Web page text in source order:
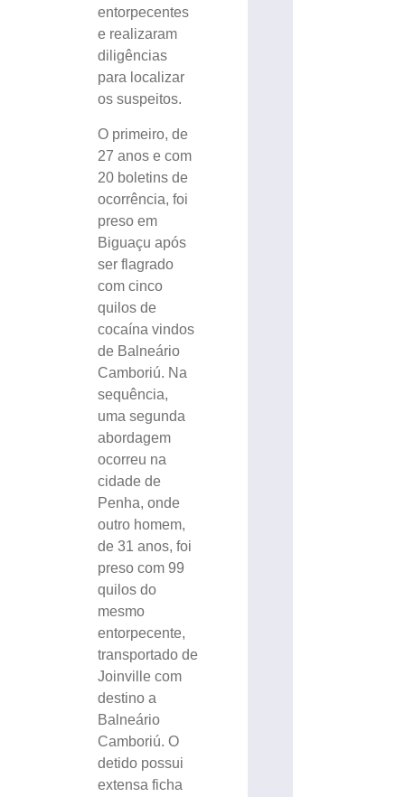
entorpecentes
e realizaram
diligências
para localizar
os suspeitos.
O primeiro, de
27 anos e com
20 boletins de
ocorrência, foi
preso em
Biguaçu após
ser flagrado
com cinco
quilos de
cocaína vindos
de Balneário
Camboriú. Na
sequência,
uma segunda
abordagem
ocorreu na
cidade de
Penha, onde
outro homem,
de 31 anos, foi
preso com 99
quilos do
mesmo
entorpecente,
transportado de
Joinville com
destino a
Balneário
Camboriú. O
detido possui
extensa ficha